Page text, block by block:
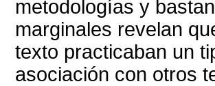
metodologías y
marginales revelan
texto practicaban un
asociación con otros